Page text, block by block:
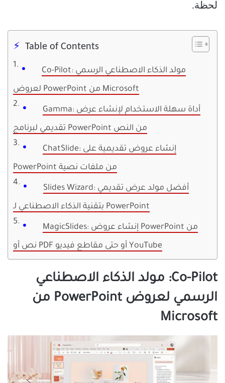
لحظة.
Table of Contents
Co-Pilot: مولد الذكاء الاصطناعي الرسمي
لعروض PowerPoint من Microsoft
Gamma: أداة سهلة الاستخدام لإنشاء عرض
تقديمي لبرنامج PowerPoint من النص
ChatSlide: إنشاء عروض تقديمية على
PowerPoint من ملفات نصية
Slides Wizard: أفضل مولد عرض تقديمي
بتقنية الذكاء الاصطناعي لـ PowerPoint
MagicSlides: إنشاء عروض PowerPoint من
نص أو PDF أو حتى مقاطع فيديو YouTube
Co-Pilot: مولد الذكاء الاصطناعي
الرسمي لعروض PowerPoint من
Microsoft